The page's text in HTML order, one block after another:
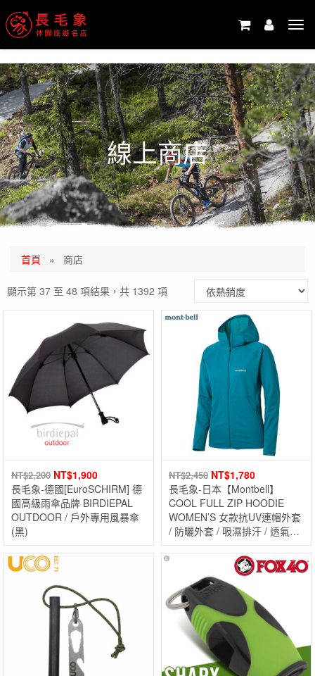
線上商店
首頁 » 商店
顯示第 37 至 48 項結果，共 1392 項
NT$2,200 NT$1,900
長毛象-德國[EuroSCHIRM] 德
國高級雨傘品牌 BIRDIEPAL
OUTDOOR / 戶外專用風暴傘
(黑)
NT$2,450 NT$1,780
長毛象-日本【Montbell】
COOL FULL ZIP HOODIE
WOMEN’S 女款抗UV連帽外套
/ 防曬外套 / 吸濕排汗 / 透氣快
乾